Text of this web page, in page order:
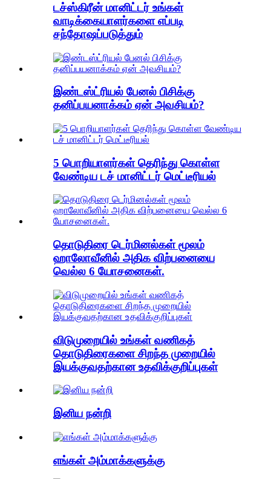
டச்ஸ்கிரீன் மானிட்டர் உங்கள்
வாடிக்கையாளர்களை எப்படி
சந்தோஷப்படுத்தும்
இண்டஸ்ட்ரியல் பேனல் பிசிக்கு
தனிப்பயனாக்கம் ஏன் அவசியம்?
5 பொறியாளர்கள் தெரிந்து கொள்ள
வேண்டிய டச் மானிட்டர் மெட்டீரியல்
தொடுதிரை டெர்மினல்கள் மூலம்
ஹாலோவீனில் அதிக விற்பனையை
வெல்ல 6 யோசனைகள்.
விடுமுறையில் உங்கள் வணிகத்
தொடுதிரைகளை சிறந்த முறையில்
இயக்குவதற்கான உதவிக்குறிப்புகள்
இனிய நன்றி
எங்கள் அம்மாக்களுக்கு